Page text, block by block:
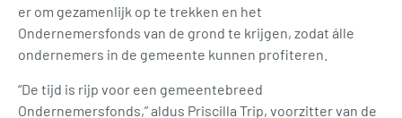
er om gezamenlijk op te trekken en het
Ondernemersfonds van de grond te krijgen, zodat álle
ondernemers in de gemeente kunnen profiteren.
“De tijd is rijp voor een gemeentebreed
Ondernemersfonds,” aldus Priscilla Trip, voorzitter van de